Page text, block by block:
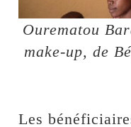
Ourematou
make-up, de
Les